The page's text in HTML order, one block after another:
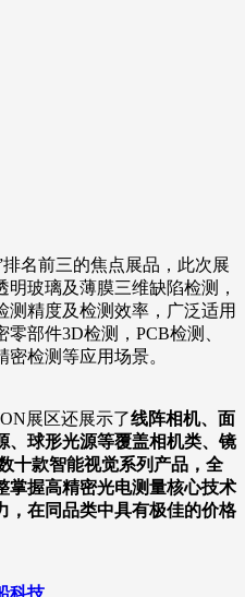
排名前三的焦点展品，此次展
玻璃及薄膜三维缺陷检测，
精度及检测效率，广泛适用
部件3D检测，PCB检测、
检测等应用场景。
展区还展示了线阵相机、面
、球形光源等覆盖相机类、镜
十款智能视觉系列产品，全
掌握高精密光电测量核心技术
，在同品类中具有极佳的价格
科技